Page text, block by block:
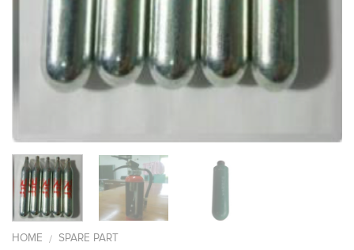
HOME / SPARE PART